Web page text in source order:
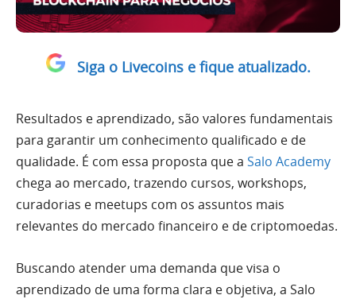
Siga o Livecoins e fique atualizado.
Resultados e aprendizado, são valores fundamentais
para garantir um conhecimento qualificado e de
qualidade. É com essa proposta que a Salo Academy
chega ao mercado, trazendo cursos, workshops,
curadorias e meetups com os assuntos mais
relevantes do mercado financeiro e de criptomoedas.
Buscando atender uma demanda que visa o
aprendizado de uma forma clara e objetiva, a Salo